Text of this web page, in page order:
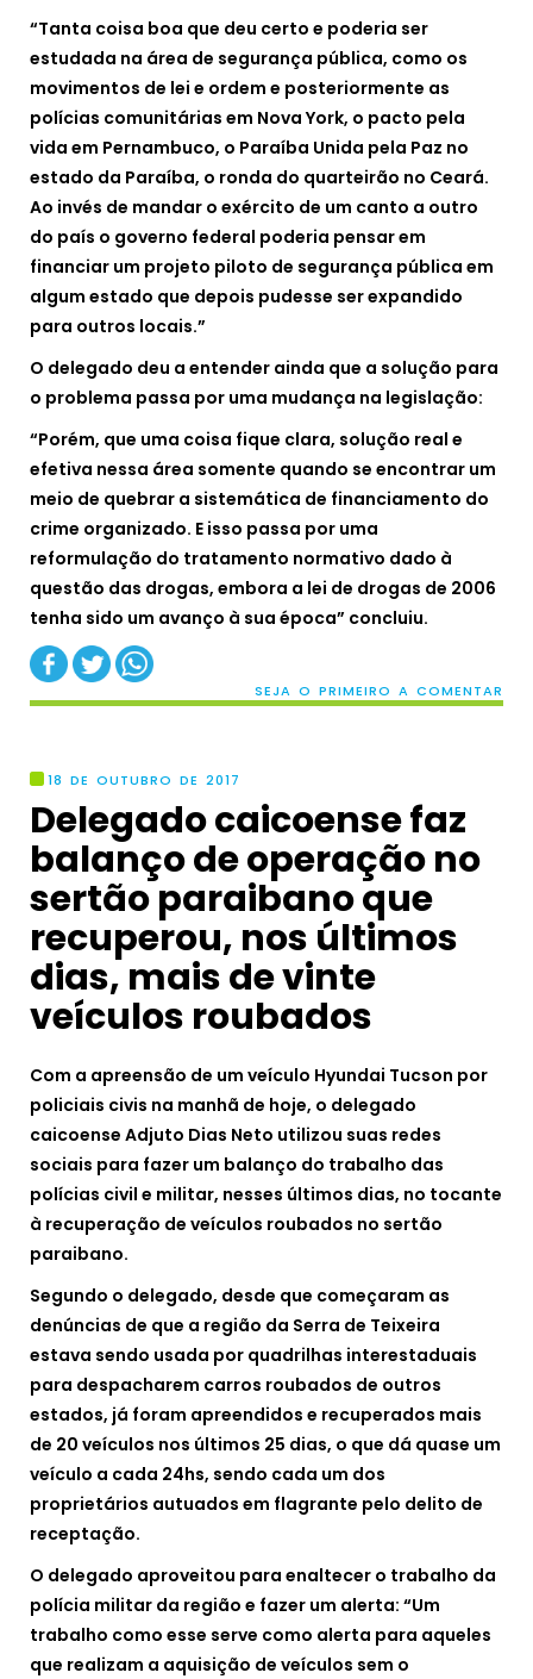
“Tanta coisa boa que deu certo e poderia ser
estudada na área de segurança pública, como os
movimentos de lei e ordem e posteriormente as
polícias comunitárias em Nova York, o pacto pela
vida em Pernambuco, o Paraíba Unida pela Paz no
estado da Paraíba, o ronda do quarteirão no Ceará.
Ao invés de mandar o exército de um canto a outro
do país o governo federal poderia pensar em
financiar um projeto piloto de segurança pública em
algum estado que depois pudesse ser expandido
para outros locais.”
O delegado deu a entender ainda que a solução para
o problema passa por uma mudança na legislação:
“Porém, que uma coisa fique clara, solução real e
efetiva nessa área somente quando se encontrar um
meio de quebrar a sistemática de financiamento do
crime organizado. E isso passa por uma
reformulação do tratamento normativo dado à
questão das drogas, embora a lei de drogas de 2006
tenha sido um avanço à sua época” concluiu.
SEJA O PRIMEIRO A COMENTAR
18 DE OUTUBRO DE 2017
Delegado caicoense faz
balanço de operação no
sertão paraibano que
recuperou, nos últimos
dias, mais de vinte
veículos roubados
Com a apreensão de um veículo Hyundai Tucson por
policiais civis na manhã de hoje, o delegado
caicoense Adjuto Dias Neto utilizou suas redes
sociais para fazer um balanço do trabalho das
polícias civil e militar, nesses últimos dias, no tocante
à recuperação de veículos roubados no sertão
paraibano.
Segundo o delegado, desde que começaram as
denúncias de que a região da Serra de Teixeira
estava sendo usada por quadrilhas interestaduais
para despacharem carros roubados de outros
estados, já foram apreendidos e recuperados mais
de 20 veículos nos últimos 25 dias, o que dá quase um
veículo a cada 24hs, sendo cada um dos
proprietários autuados em flagrante pelo delito de
receptação.
O delegado aproveitou para enaltecer o trabalho da
polícia militar da região e fazer um alerta: “Um
trabalho como esse serve como alerta para aqueles
que realizam a aquisição de veículos sem o